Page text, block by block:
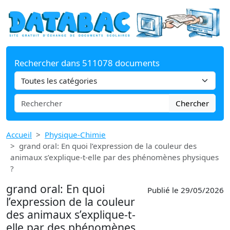
Rechercher dans 511078 documents
Chercher
Accueil
Physique-Chimie
grand oral: En quoi l’expression de la couleur des
animaux s’explique-t-elle par des phénomènes physiques
?
grand oral: En quoi
l’expression de la couleur
des animaux s’explique-t-
Publié le 29/05/2026